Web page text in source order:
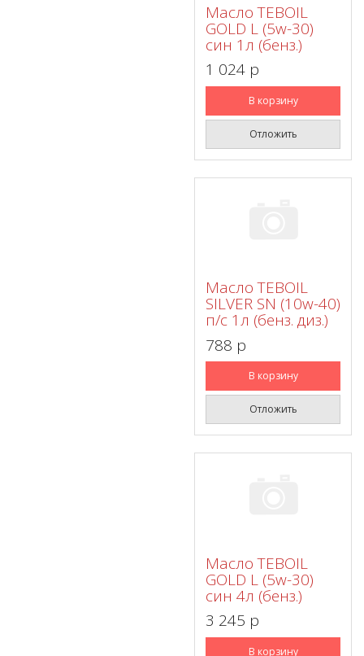
Масло TEBOIL
GOLD L (5w-30)
син 1л (бенз.)
1 024 p
В корзину
Отложить
Масло TEBOIL
SILVER SN (10w-40)
п/с 1л (бенз. диз.)
788 p
В корзину
Отложить
Масло TEBOIL
GOLD L (5w-30)
син 4л (бенз.)
3 245 p
В корзину